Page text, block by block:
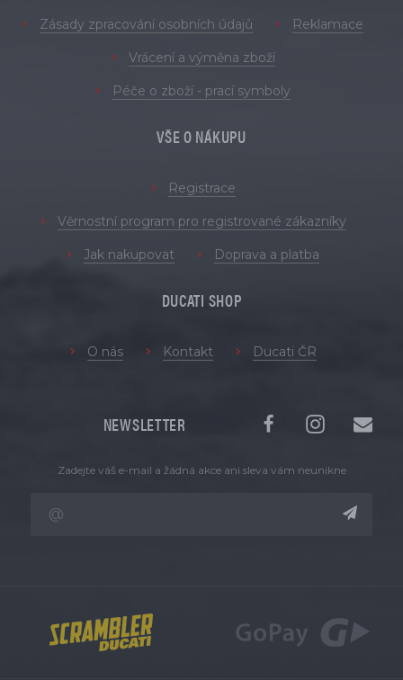
Zásady zpracování osobních údajů Reklamace
Vrácení a výměna zboží
Péče o zboží - prací symboly
VŠE O NÁKUPU
Registrace
Věrnostní program pro registrované zákazníky
Jak nakupovat Doprava a platba
DUCATI SHOP
O nás Kontakt Ducati ČR
NEWSLETTER
Zadejte váš e-mail a žádná akce ani sleva vám neunikne